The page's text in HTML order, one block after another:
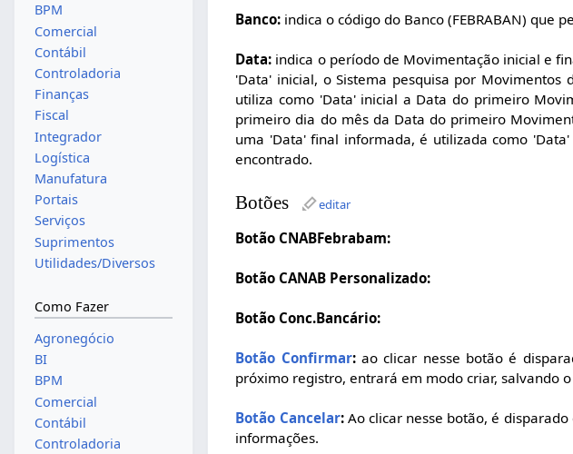
Banco: indica o código do Banco (FEBRABAN) que
Data: indica o período de Movimentação inicial e
'Data' inicial, o Sistema pesquisa por
utiliza como 'Data' inicial a Data do primeiro
primeiro dia do mês da Data do primeiro
uma 'Data' final informada, é utilizada como
encontrado.
Botões editar
Botão CNABFebrabam:
Botão CANAB Personalizado:
Botão Conc.Bancário:
Botão Confirmar:ao clicar nesse botão é
próximo registro, entrará em modo criar, salvando
Botão Cancelar:Ao clicar nesse botão, é
informações.
BPM
Comercial
Contábil
Controladoria
Finanças
Fiscal
Integrador
Logística
Manufatura
Portais
Serviços
Suprimentos
Utilidades/Diversos
Como Fazer
Agronegócio
BI
BPM
Comercial
Contábil
Controladoria